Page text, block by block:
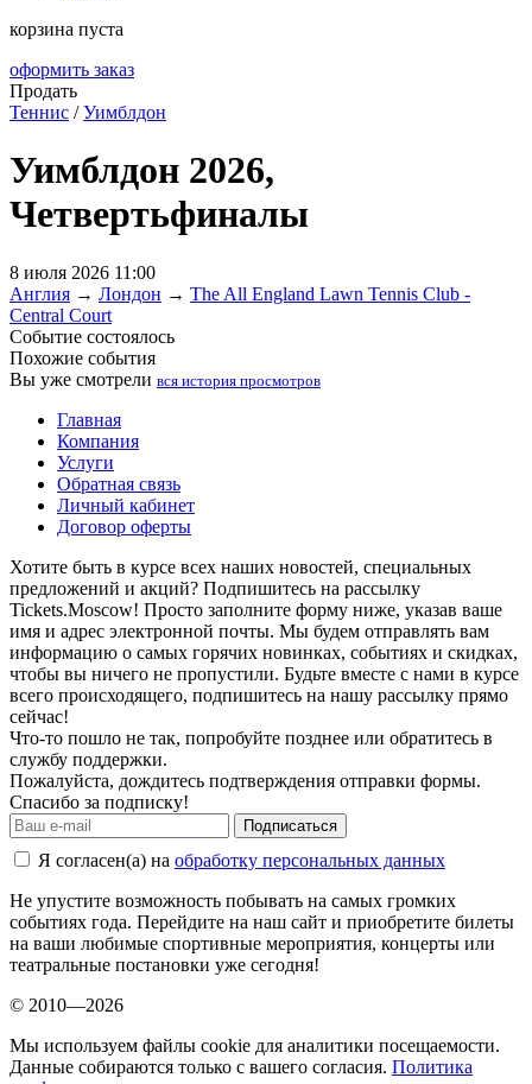
корзина пуста
оформить заказ
Продать
Теннис /Уимблдон
Уимблдон 2026,
Четвертьфиналы
8 июля 2026 11:00
Англия → Лондон → The All England Lawn Tennis Club -
Central Court
Событие состоялось
Похожие события
Вы уже смотрели вся история просмотров
Главная
Компания
Услуги
Обратная связь
Личный кабинет
Договор оферты
Хотите быть в курсе всех наших новостей, специальных
предложений и акций? Подпишитесь на рассылку
Tickets.Moscow! Просто заполните форму ниже, указав ваше
имя и адрес электронной почты. Мы будем отправлять вам
информацию о самых горячих новинках, событиях и скидках,
чтобы вы ничего не пропустили. Будьте вместе с нами в курсе
всего происходящего, подпишитесь на нашу рассылку прямо
сейчас!
Что-то пошло не так, попробуйте позднее или обратитесь в
службу поддержки.
Пожалуйста, дождитесь подтверждения отправки формы.
Спасибо за подписку!
Подписаться
Я согласен(а) на обработку персональных данных
Не упустите возможность побывать на самых громких
событиях года. Перейдите на наш сайт и приобретите билеты
на ваши любимые спортивные мероприятия, концерты или
театральные постановки уже сегодня!
© 2010—2026
Мы используем файлы cookie для аналитики посещаемости.
Данные собираются только с вашего согласия. Политика